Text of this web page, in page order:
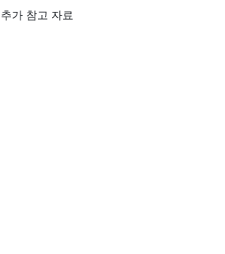
추가 참고 자료